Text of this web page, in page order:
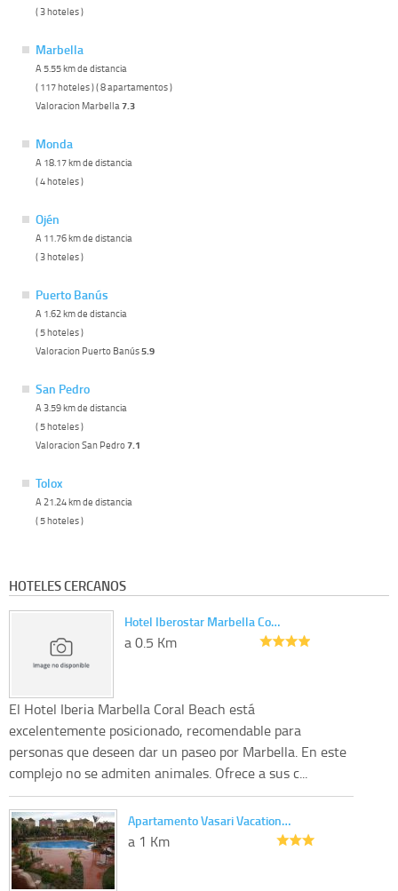
( 3 hoteles )
Marbella
A 5.55 km de distancia
( 117 hoteles ) ( 8 apartamentos )
Valoracion Marbella 7.3
Monda
A 18.17 km de distancia
( 4 hoteles )
Ojén
A 11.76 km de distancia
( 3 hoteles )
Puerto Banús
A 1.62 km de distancia
( 5 hoteles )
Valoracion Puerto Banús5.9
San Pedro
A 3.59 km de distancia
( 5 hoteles )
Valoracion San Pedro7.1
Tolox
A 21.24 km de distancia
( 5 hoteles )
HOTELES CERCANOS
Hotel Iberostar Marbella Co…
a 0.5 Km
El Hotel Iberia Marbella Coral Beach está
excelentemente posicionado, recomendable para
personas que deseen dar un paseo por Marbella. En este
complejo no se admiten animales. Ofrece a sus c...
Apartamento Vasari Vacation…
a 1 Km